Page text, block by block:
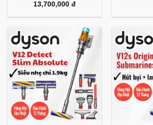
13,700,000 đ